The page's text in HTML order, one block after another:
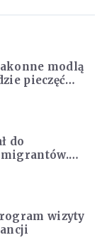
modlą
pieczęć
wiary"
do
wizyty